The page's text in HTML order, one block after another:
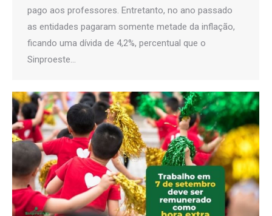
pago aos professores. Entretanto, no ano passado
as entidades pagaram somente metade da inflação,
ficando uma dívida de 4,2%, percentual que o
Sinproeste…